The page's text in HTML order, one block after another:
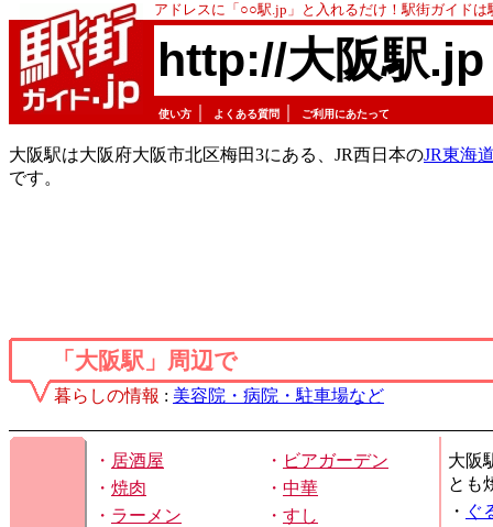
アドレスに「○○駅.jp」と入れるだけ！駅街ガイド
http://大阪駅.jp
使い方 よくある質問 ご利用にあたって
大阪駅は大阪府大阪市北区梅田3にある、JR西日本のJR東海
です。
「大阪駅」周辺で
暮らしの情報 : 美容院・病院・駐車場など
・ 居酒屋 ・ ビアガーデン
・ 焼肉 ・ 中華
・ ラーメン ・ すし
大阪
とも
・ ぐ